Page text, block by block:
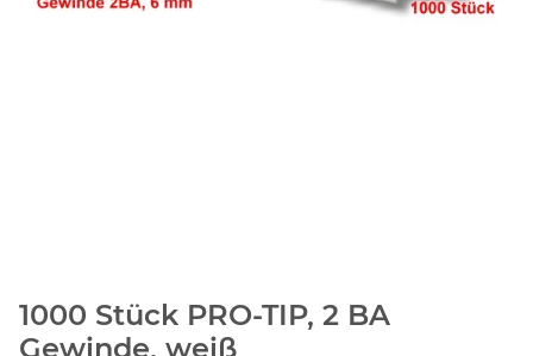
1000 Stück PRO-TIP, 2 BA
Gewinde, weiß